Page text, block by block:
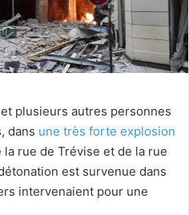
plusieurs autres personnes
dans une très forte explosion
la rue de Trévise et de la rue
est survenue dans
intervenaient pour une